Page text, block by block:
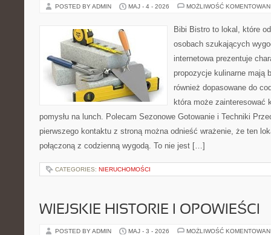
POSTED BY ADMIN MAJ - 4 - 2026 MOŻLIWOŚĆ
Bibi Bistro to lokal, które
osobach szukających
internetowa prezentuje
propozycje kulinarne mają
również dopasowane do
która może zainteresować
pomysłu na lunch. Polecam Sezonowe Gotowanie i Techniki
pierwszego kontaktu z stroną można odnieść wrażenie, że ten
połączoną z codzienną wygodą. To nie jest […]
CATEGORIES: NIERUCHOMOŚCI
WIEJSKIE HISTORIE I OPOWIEŚCI
POSTED BY ADMIN MAJ - 3 - 2026 MOŻLIWOŚĆ